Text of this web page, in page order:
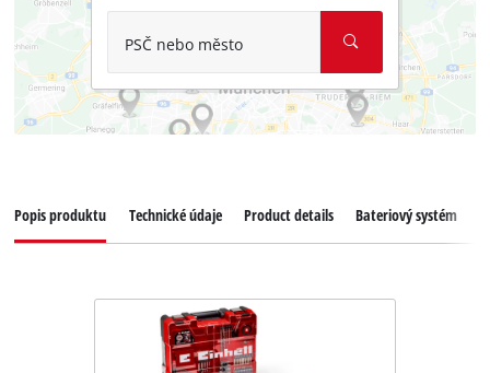
PSČ nebo město
Popis produktu Technické údaje Product details Bateriový systém